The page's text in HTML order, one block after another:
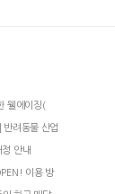
웰에이징(
반려동물 산업
안내
이용 방